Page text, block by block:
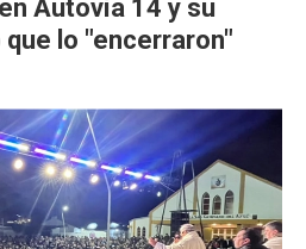
Autovía 14 y su
lo "encerraron"